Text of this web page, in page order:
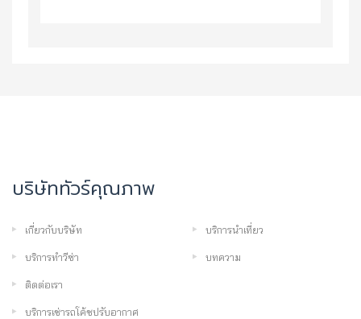
บริษัททัวร์คุณภาพ
เกี่ยวกับบริษัท บริการนำเที่ยว
บริการทำวีซ่า บทความ
ติดต่อเรา
บริการเช่ารถโค้ชปรับอากาศ